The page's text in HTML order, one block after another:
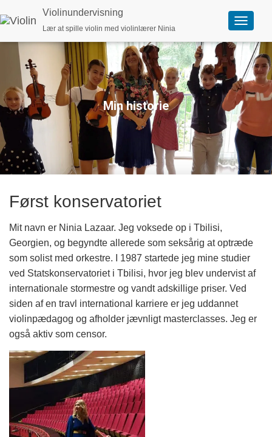
Violinundervisning
Lær at spille violin med violinlærer Ninia
S
n
a
v
i
g
a
n
Min historie
Først konservatoriet
Mit navn er Ninia Lazaar. Jeg voksede op i Tbilisi,
Georgien, og begyndte allerede som seksårig at optræde
som solist med orkestre. I 1987 startede jeg mine studier
ved Statskonservatoriet i Tbilisi, hvor jeg blev undervist af
internationale stormestre og vandt adskillige priser. Ved
siden af en travl international karriere er jeg uddannet
violinpædagog og afholder jævnligt masterclasses. Jeg er
også aktiv som censor.